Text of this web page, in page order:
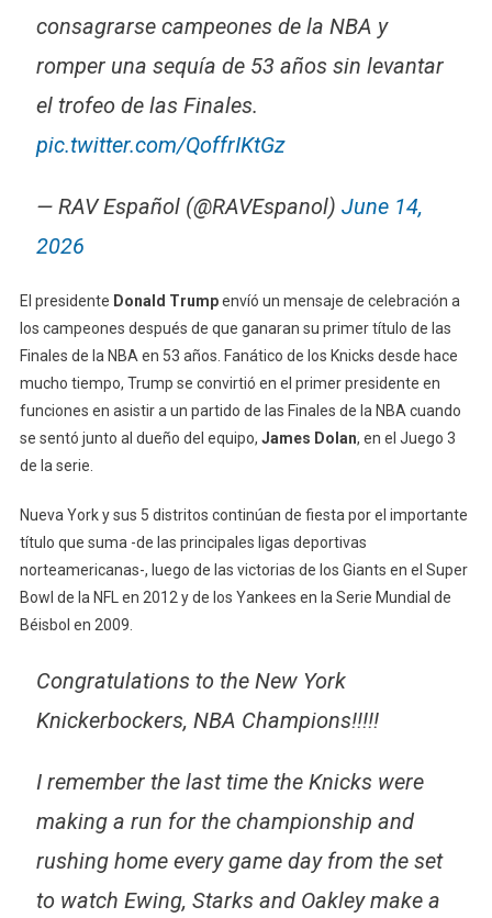
consagrarse campeones de la NBA y
romper una sequía de 53 años sin levantar
el trofeo de las Finales.
pic.twitter.com/QoffrIKtGz
— RAV Español (@RAVEspanol) June 14,
2026
El presidente Donald Trumpenvíó un mensaje de celebración a
los campeones después de que ganaran su primer título de las
Finales de la NBA en 53 años. Fanático de los Knicks desde hace
mucho tiempo, Trump se convirtió en el primer presidente en
funciones en asistir a un partido de las Finales de la NBA cuando
se sentó junto al dueño del equipo, James Dolan, en el Juego 3
de la serie.
Nueva York y sus 5 distritos continúan de fiesta por el importante
título que suma -de las principales ligas deportivas
norteamericanas-, luego de las victorias de los Giants en el Super
Bowl de la NFL en 2012 y de los Yankees en la Serie Mundial de
Béisbol en 2009.
Congratulations to the New York
Knickerbockers, NBA Champions!!!!!
I remember the last time the Knicks were
making a run for the championship and
rushing home every game day from the set
to watch Ewing, Starks and Oakley make a